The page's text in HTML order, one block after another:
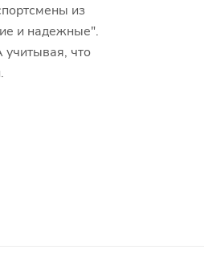
из
и надежные".
учитывая, что